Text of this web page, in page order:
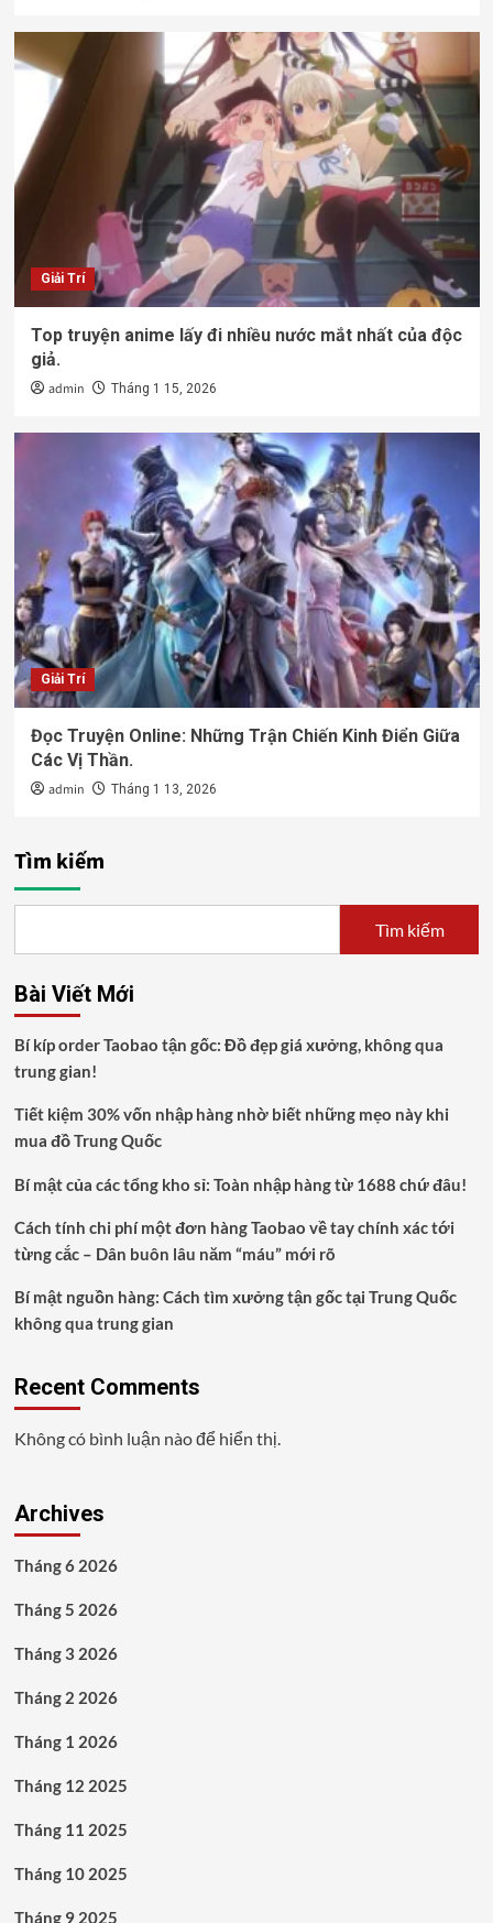
Giải Trí
Top truyện anime lấy đi nhiều nước mắt nhất của độc
giả.
admin Tháng 1 15, 2026
Giải Trí
Đọc Truyện Online: Những Trận Chiến Kinh Điển Giữa
Các Vị Thần.
admin Tháng 1 13, 2026
Tìm kiếm
Tìm kiếm
Bài Viết Mới
Bí kíp order Taobao tận gốc: Đồ đẹp giá xưởng, không qua
trung gian!
Tiết kiệm 30% vốn nhập hàng nhờ biết những mẹo này khi
mua đồ Trung Quốc
Bí mật của các tổng kho sỉ: Toàn nhập hàng từ 1688 chứ đâu!
Cách tính chi phí một đơn hàng Taobao về tay chính xác tới
từng cắc – Dân buôn lâu năm “máu” mới rõ
Bí mật nguồn hàng: Cách tìm xưởng tận gốc tại Trung Quốc
không qua trung gian
Recent Comments
Không có bình luận nào để hiển thị.
Archives
Tháng 6 2026
Tháng 5 2026
Tháng 3 2026
Tháng 2 2026
Tháng 1 2026
Tháng 12 2025
Tháng 11 2025
Tháng 10 2025
Tháng 9 2025